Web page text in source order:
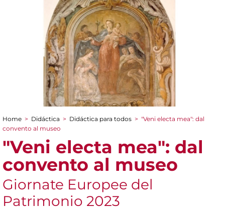
You are here
Home > Didáctica > Didáctica para todos > "Veni electa mea": dal
convento al museo
"Veni electa mea": dal
convento al museo
Giornate Europee del
Patrimonio 2023